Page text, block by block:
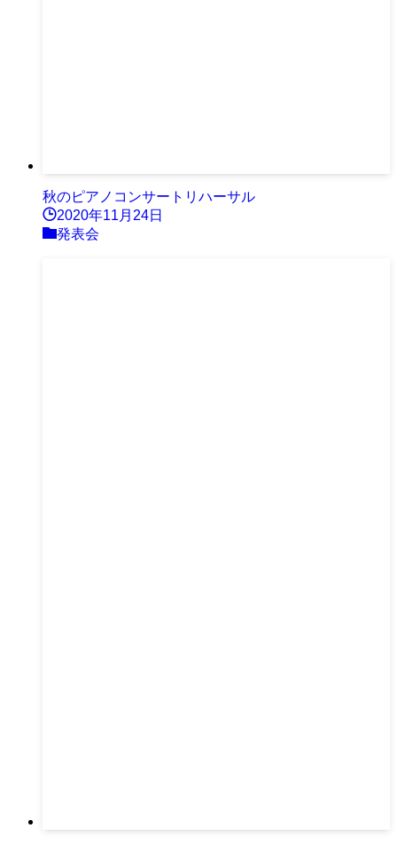
秋のピアノコンサートリハーサル
2020年11月24日
発表会